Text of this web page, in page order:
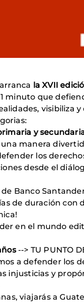
la XVII
minuto que
visibiliza
y
manera
los
desde el
de Banco
de duración con
en el mundo
--> TU PUNTO
a defender los
injusticias y
viajarás a